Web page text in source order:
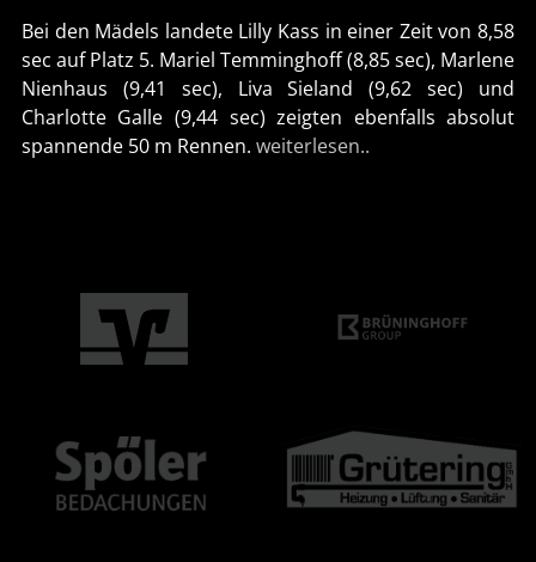
Bei den Mädels landete Lilly Kass in einer Zeit von 8,58
sec auf Platz 5. Mariel Temminghoff (8,85 sec), Marlene
Nienhaus (9,41 sec), Liva Sieland (9,62 sec) und
Charlotte Galle (9,44 sec) zeigten ebenfalls absolut
spannende 50 m Rennen. weiterlesen..